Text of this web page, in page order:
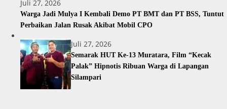
Juli 27, 2026
Warga Jadi Mulya I Kembali Demo PT BMT dan PT BSS, Tuntut
Perbaikan Jalan Rusak Akibat Mobil CPO
Juli 27, 2026
Semarak HUT Ke-13 Muratara, Film “Kecak
Palak” Hipnotis Ribuan Warga di Lapangan
Silampari